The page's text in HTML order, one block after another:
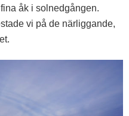
åk i solnedgången.
vi på de närliggande,